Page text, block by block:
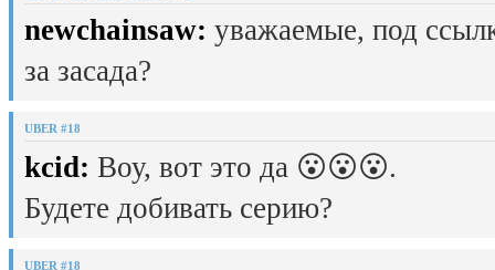
newchainsaw: уважаемые, под
за засада?
UBER #18
kcid: Воу, вот это да 😮😮😮.
Будете добивать серию?
UBER #18